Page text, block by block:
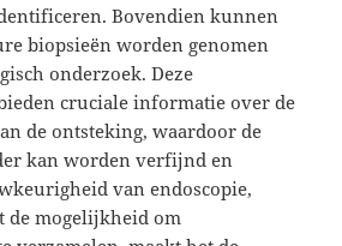
Bovendien kunnen
biopsieën worden genomen
onderzoek. Deze
cruciale informatie over de
de ontsteking, waardoor de
kan worden verfijnd en
van endoscopie,
de mogelijkheid om